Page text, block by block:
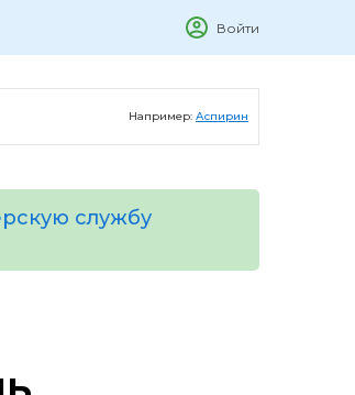
Войти
Например: Аспирин
службу